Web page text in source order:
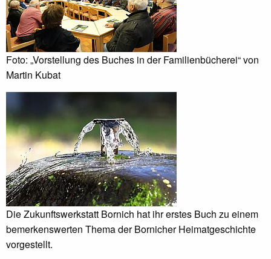
Die Zukunftswerkstatt Bornich hat ihr erstes Buch zu einem
bemerkenswerten Thema der Bornicher Heimatgeschichte
vorgestellt.
Foto: „Vorstellung des Buches in der Familienbücherei“ von
Martin Kubat